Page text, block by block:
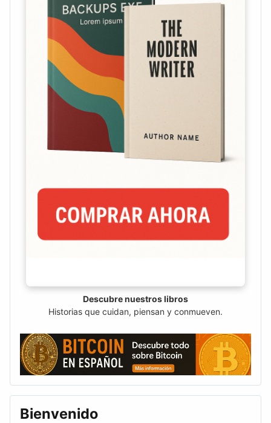
Descubre nuestros libros
Historias que cuidan, piensan y conmueven.
Bienvenido